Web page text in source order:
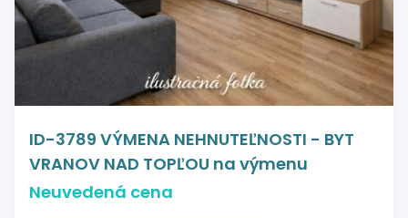
ID-3789 VÝMENA NEHNUTEĽNOSTI - BYT
VRANOV NAD TOPĽOU na výmenu
Neuvedená cena